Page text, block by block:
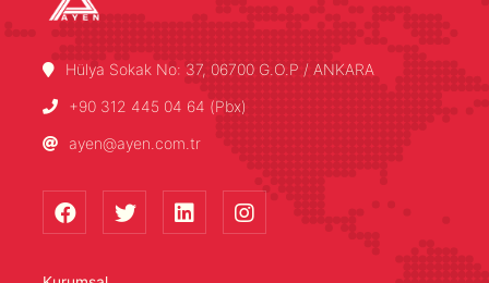
Hülya Sokak No: 37, 06700 G.O.P / ANKARA
+90 312 445 04 64 (Pbx)
ayen@ayen.com.tr